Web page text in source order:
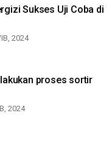
Sukses Uji Coba di
2024
proses sortir
2024